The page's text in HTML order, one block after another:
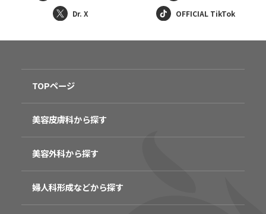
Dr. X
OFFICIAL TikTok
TOPページ
美容皮膚科から探す
美容外科から探す
婦人科形成などから探す